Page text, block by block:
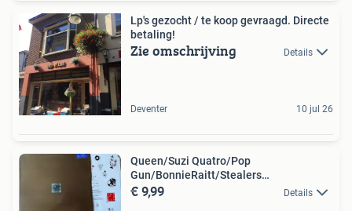
Lp's gezocht / te koop gevraagd. Directe
betaling!
Zie omschrijving Details
Deventer 10 jul 26
Queen/Suzi Quatro/Pop
Gun/BonnieRaitt/Stealers
Wheel/Redwing
€ 9,99 Details